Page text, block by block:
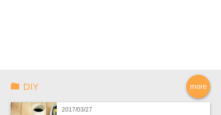
more
DIY
2017/03/27